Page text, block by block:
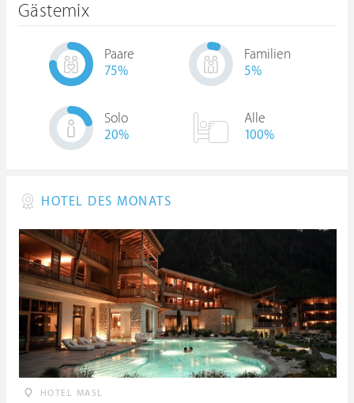
Gästemix
Paare
75%
Familien
5%
Solo
20%
Alle
100%
HOTEL DES MONATS
HOTEL MASL